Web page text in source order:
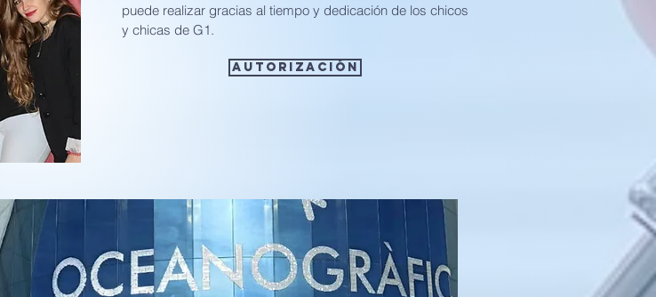
puede realizar gracias al tiempo y dedicación de los chicos
y chicas de G1.
AUTORIZACIÓN